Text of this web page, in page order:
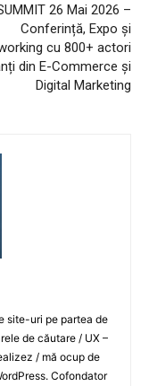
26 Mai 2026 –
Conferință, Expo și
cu 800+ actori
din E-Commerce și
Digital Marketing
site-uri pe partea de
de căutare / UX –
/ mă ocup de
Cofondator